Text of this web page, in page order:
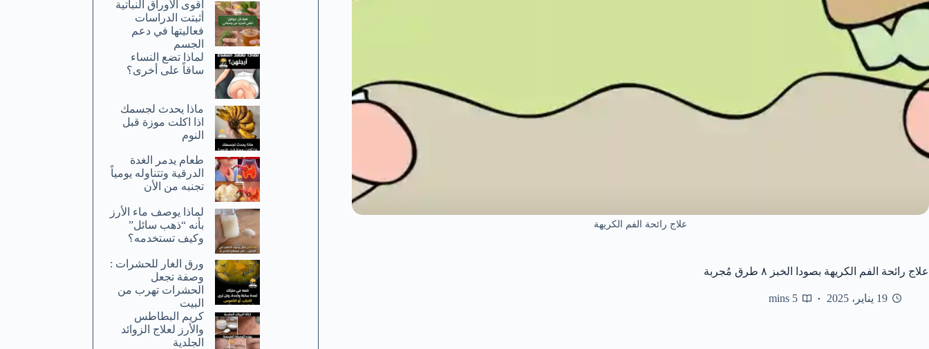
علاج رائحة الفم الكريهة
علاج رائحة الفم الكريهة بصودا الخبز ٨ طرق مُجربة
19 يناير، 2025 5 mins
أقوى الأوراق النباتية
أثبتت الدراسات
فعاليتها في دعم
الجسم
لماذا تضع النساء
ساقاً على أخرى؟
ماذا يحدث لجسمك
اذا اكلت موزة قبل
النوم
طعام يدمر الغدة
الدرقية وتتناوله يومياً
تجنبه من الأن
لماذا يوصف ماء الأرز
بأنه “ذهب سائل”
وكيف تستخدمه؟
ورق الغار للحشرات :
وصفة تجعل
الحشرات تهرب من
البيت
كريم البطاطس
والأرز لعلاج الزوائد
الجلدية